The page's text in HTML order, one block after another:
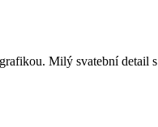
Milý svatební detail